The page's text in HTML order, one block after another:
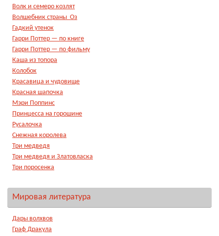
Волк и семеро козлят
Волшебник страны Оз
Гадкий утенок
Гарри Поттер — по книге
Гарри Поттер — по фильму
Каша из топора
Колобок
Красавица и чудовище
Красная шапочка
Мэри Поппинс
Принцесса на горошине
Русалочка
Снежная королева
Три медведя
Три медведя и Златовласка
Три поросенка
Мировая литература
Дары волхвов
Граф Дракула